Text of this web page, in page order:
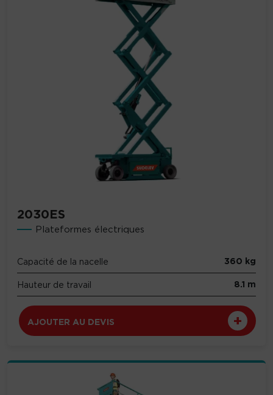
2030ES
Plateformes électriques
Capacité de la nacelle 360 kg
Hauteur de travail 8.1 m
AJOUTER AU DEVIS